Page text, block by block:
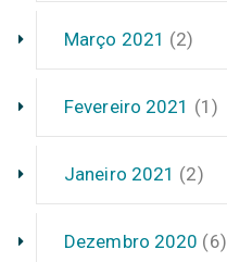
Março 2021 (2)
Fevereiro 2021 (1)
Janeiro 2021 (2)
Dezembro 2020 (6)